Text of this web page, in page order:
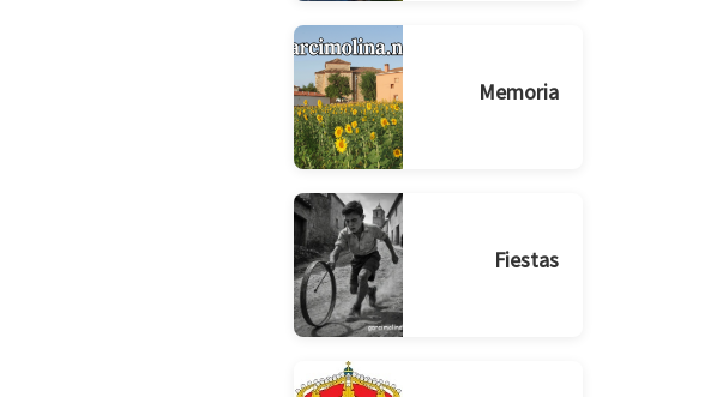
Memoria
Fiestas